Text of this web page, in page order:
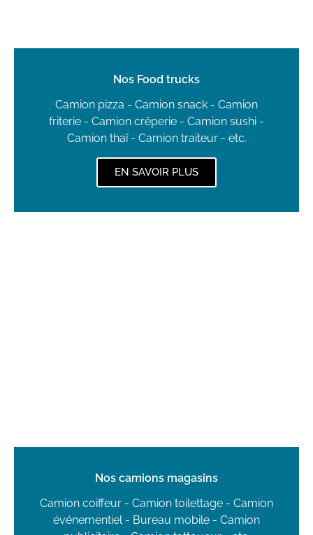
Nos Food trucks
Camion pizza - Camion snack - Camion
friterie - Camion crêperie - Camion sushi -
Camion thaï - Camion traiteur - etc.
EN SAVOIR PLUS
Nos camions magasins
Camion coiffeur - Camion toilettage - Camion
événementiel - Bureau mobile - Camion